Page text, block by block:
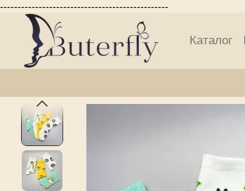
------------------------------------------------
Перейти до основного контенту
Каталог